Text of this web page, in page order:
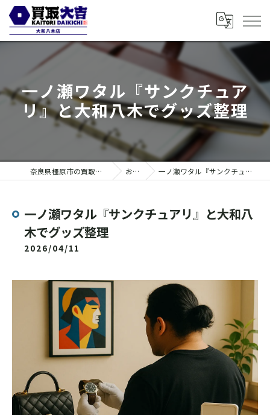
一ノ瀬ワタル『サンクチュア
リ』と大和八木でグッズ整理
奈良県橿原市の買取なら買取大吉 大和八木店 お知らせ 一ノ瀬ワタル『サンクチュアリ』と大和八木でグッズ整理
一ノ瀬ワタル『サンクチュアリ』と大和八
木でグッズ整理
2026/04/11